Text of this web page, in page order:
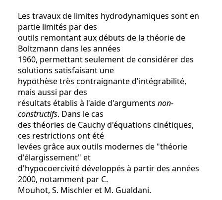
Les travaux de limites hydrodynamiques sont en
partie limités par des
outils remontant aux débuts de la théorie de
Boltzmann dans les années
1960, permettant seulement de considérer des
solutions satisfaisant une
hypothèse très contraignante d'intégrabilité,
mais aussi par des
résultats établis à l'aide d'arguments non-
constructifs. Dans le cas
des théories de Cauchy d'équations cinétiques,
ces restrictions ont été
levées grâce aux outils modernes de "théorie
d'élargissement" et
d'hypocoercivité développés à partir des années
2000, notamment par C.
Mouhot, S. Mischler et M. Gualdani.